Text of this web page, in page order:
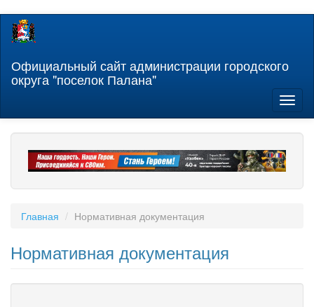
Перейти
содержанию
Официальный сайт администрации городского
округа "поселок Палана"
Главная Нормативная документация
Нормативная документация